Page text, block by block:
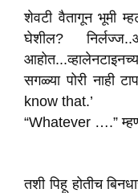
शेवटी वैतागून भूमी
घेशील?
सगळ्या पोरी नाही
know that.’
“Whatever ….”
तशी पिहू होतीच